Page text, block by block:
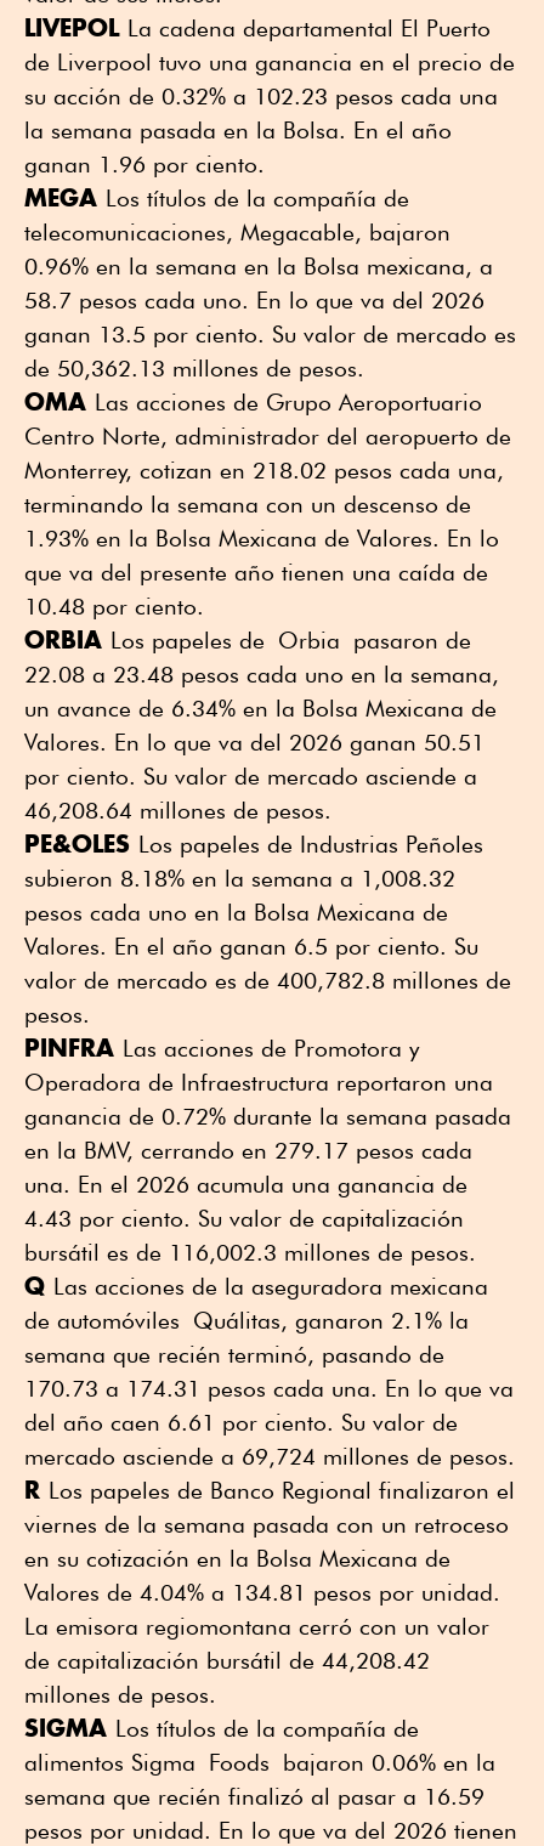
LIVEPOL La cadena departamental El Puerto
de Liverpool tuvo una ganancia en el precio de
su acción de 0.32% a 102.23 pesos cada una
la semana pasada en la Bolsa. En el año
ganan 1.96 por ciento.
MEGA Los títulos de la compañía de
telecomunicaciones, Megacable, bajaron
0.96% en la semana en la Bolsa mexicana, a
58.7 pesos cada uno. En lo que va del 2026
ganan 13.5 por ciento. Su valor de mercado es
de 50,362.13 millones de pesos.
OMA Las acciones de Grupo Aeroportuario
Centro Norte, administrador del aeropuerto de
Monterrey, cotizan en 218.02 pesos cada una,
terminando la semana con un descenso de
1.93% en la Bolsa Mexicana de Valores. En lo
que va del presente año tienen una caída de
10.48 por ciento.
ORBIA Los papeles de Orbia pasaron de
22.08 a 23.48 pesos cada uno en la semana,
un avance de 6.34% en la Bolsa Mexicana de
Valores. En lo que va del 2026 ganan 50.51
por ciento. Su valor de mercado asciende a
46,208.64 millones de pesos.
PE&OLES Los papeles de Industrias Peñoles
subieron 8.18% en la semana a 1,008.32
pesos cada uno en la Bolsa Mexicana de
Valores. En el año ganan 6.5 por ciento. Su
valor de mercado es de 400,782.8 millones de
pesos.
PINFRA Las acciones de Promotora y
Operadora de Infraestructura reportaron una
ganancia de 0.72% durante la semana pasada
en la BMV, cerrando en 279.17 pesos cada
una. En el 2026 acumula una ganancia de
4.43 por ciento. Su valor de capitalización
bursátil es de 116,002.3 millones de pesos.
Q Las acciones de la aseguradora mexicana
de automóviles Quálitas, ganaron 2.1% la
semana que recién terminó, pasando de
170.73 a 174.31 pesos cada una. En lo que va
del año caen 6.61 por ciento. Su valor de
mercado asciende a 69,724 millones de pesos.
R Los papeles de Banco Regional finalizaron el
viernes de la semana pasada con un retroceso
en su cotización en la Bolsa Mexicana de
Valores de 4.04% a 134.81 pesos por unidad.
La emisora regiomontana cerró con un valor
de capitalización bursátil de 44,208.42
millones de pesos.
SIGMA Los títulos de la compañía de
alimentos Sigma Foods bajaron 0.06% en la
semana que recién finalizó al pasar a 16.59
pesos por unidad. En lo que va del 2026 tienen